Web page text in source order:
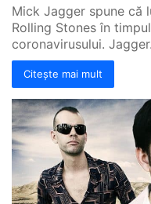
Mick Jagger spune că
Rolling Stones în
coronavirusului.
Citește mai mult